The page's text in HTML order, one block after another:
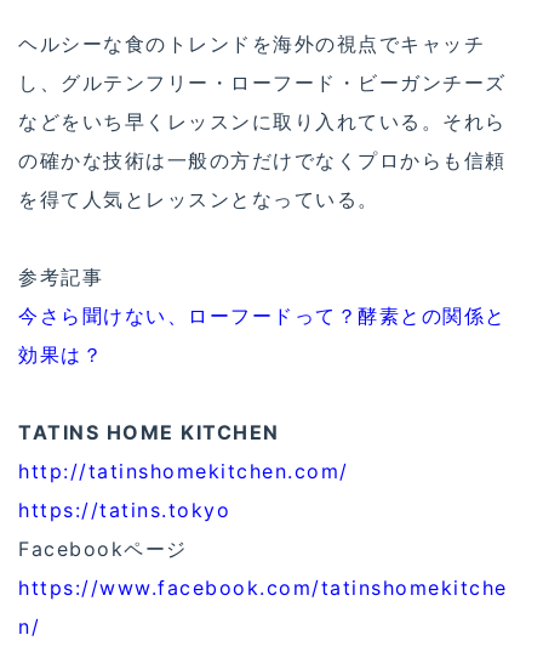
ヘルシーな食のトレンドを海外の視点でキャッチ
し、グルテンフリー・ローフード・ビーガンチーズ
などをいち早くレッスンに取り入れている。それら
の確かな技術は一般の方だけでなくプロからも信頼
を得て人気とレッスンとなっている。
参考記事
今さら聞けない、ローフードって？酵素との関係と
効果は？
TATINS HOME KITCHEN
http://tatinshomekitchen.com/
https://tatins.tokyo
Facebookページ
https://www.facebook.com/tatinshomekitche
n/